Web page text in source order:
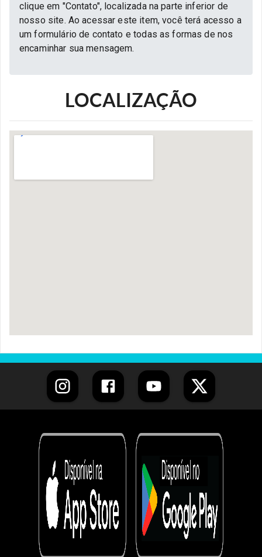
clique em "Contato", localizada na parte inferior de
nosso site. Ao acessar este item, você terá acesso a
um formulário de contato e todas as formas de nos
encaminhar sua mensagem.
LOCALIZAÇÃO